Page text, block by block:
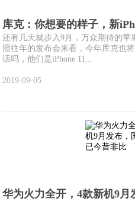
库克：你想要的样子，新
还有几天就步入9月，万众期待的
照往年的发布会来看，今年库克也
话吗，他们是iPhone 11...
2019-09-05
华为火力全开，4款新机9